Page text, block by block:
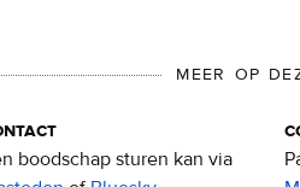
MEER OP
boodschap sturen kan via